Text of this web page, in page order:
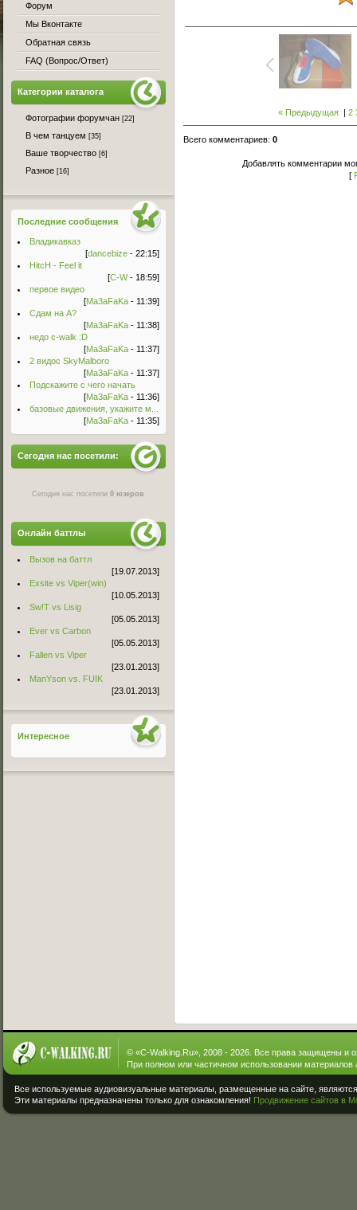
« Предыдущая 2
Всего комментариев: 0
Добавлять комментарии
[
Форум
Мы Вконтакте
Обратная связь
FAQ (Вопрос/Ответ)
Категории каталога
Фотографии форумчан [22]
В чем танцуем [35]
Ваше творчество [6]
Разное [16]
Последние сообщения
Владикавказ
[dancebize - 22:15]
HitcH - Feel it
[C-W- 18:59]
первое видео
[Ma3aFaKa - 11:39]
Сдам на А?
[Ma3aFaKa - 11:38]
недо c-walk :D
[Ma3aFaKa - 11:37]
2 видос SkyMalboro
[Ma3aFaKa - 11:37]
Подскажите с чего начать
[Ma3aFaKa - 11:36]
базовые движения, укажите м...
[Ma3aFaKa - 11:35]
Сегодня нас посетили:
Сегодня нас посетили0 юзеров
Онлайн баттлы
Вызов на баттл
[19.07.2013]
Exsite vs Viper(win)
[10.05.2013]
Sw!T vs Lisig
[05.05.2013]
Ever vs Carbon
[05.05.2013]
Fallen vs Viper
[23.01.2013]
ManYson vs. FUIK
[23.01.2013]
Интересное
© «C-Walking.Ru», 2008 - 2026. Все права защищены и
При полном или частичном использовании материалов
Все используемые аудиовизуальные материалы, размещенные на сайте,
Эти материалы предназначены только для ознакомления! Продвижение сайтов в